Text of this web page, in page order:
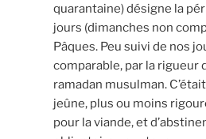
quarantaine) désigne la
jours (dimanches non
Pâques. Peu suivi de nos
comparable, par la rigueur
ramadan musulman.
jeûne, plus ou moins
pour la viande, et